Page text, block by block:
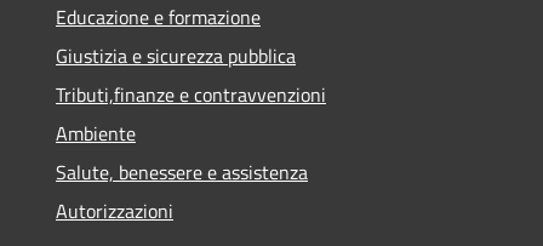
Educazione e formazione
Giustizia e sicurezza pubblica
Tributi,finanze e contravvenzioni
Ambiente
Salute, benessere e assistenza
Autorizzazioni